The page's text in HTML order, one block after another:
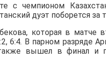
с чемпионом
дуэт поборется за
которая в матче
6:4. В парном разряде
вышел в финал и